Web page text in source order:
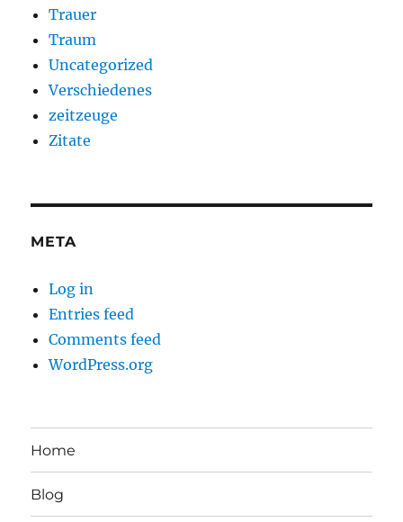
Trauer
Traum
Uncategorized
Verschiedenes
zeitzeuge
Zitate
META
Log in
Entries feed
Comments feed
WordPress.org
Home
Blog